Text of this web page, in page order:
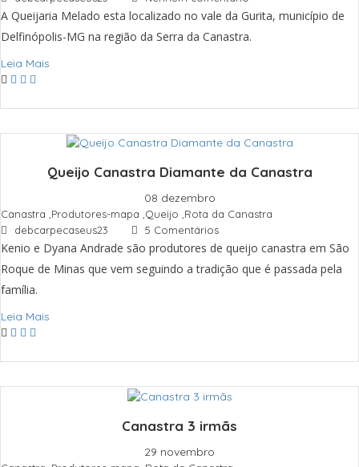
A Queijaria Melado esta localizado no vale da Gurita, município de
Delfinópolis-MG na região da Serra da Canastra.
Leia Mais
Queijo Canastra Diamante da Canastra
08 dezembro
Canastra ,Produtores-mapa ,Queijo ,Rota da Canastra
debcarpecaseus23
5 Comentários
Kenio e Dyana Andrade são produtores de queijo canastra em São
Roque de Minas que vem seguindo a tradição que é passada pela
família.
Leia Mais
Canastra 3 irmãs
29 novembro